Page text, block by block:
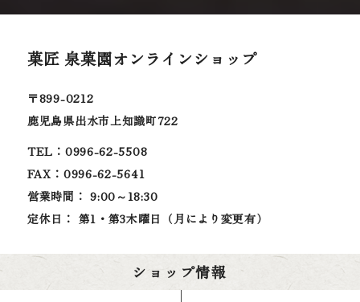
菓匠 泉菓園オンラインショップ
〒899-0212
鹿児島県出水市上知識町722
TEL：0996-62-5508
FAX：0996-62-5641
営業時間： 9:00～18:30
定休日： 第1・第3木曜日（月により変更有）
ショップ情報